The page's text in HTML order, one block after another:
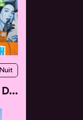
It's B(ea)ch Party #7 - Gaga x Dua